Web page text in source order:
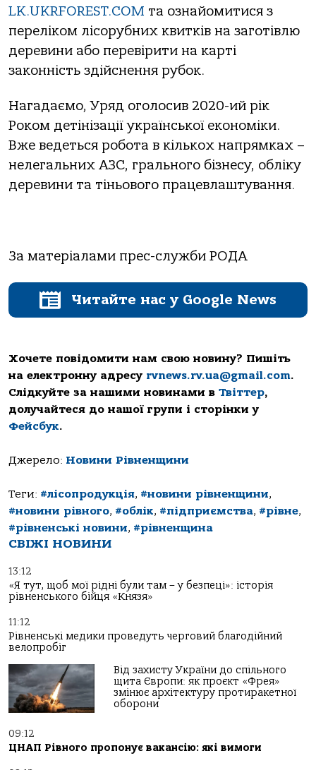
LK.UKRFOREST.COM та ознайомитися з
переліком лісорубних квитків на заготівлю
деревини або перевірити на карті
законність здійснення рубок.
Нагадаємо, Уряд оголосив 2020-ий рік
Роком детінізації української економіки.
Вже ведеться робота в кількох напрямках –
нелегальних АЗС, грального бізнесу, обліку
деревини та тіньового працевлаштування.
За матеріалами прес-служби РОДА
Читайте нас у Google News
Хочете повідомити нам свою новину? Пишіть
на електронну адресу rvnews.rv.ua@gmail.com.
Слідкуйте за нашими новинами в Твіттер,
долучайтеся до нашої групи і сторінки у
Фейсбук.
Джерело: Новини Рівненщини
Теги: #лісопродукція, #новини рівненщини,
#новини рівного, #облік, #підприємства, #рівне,
#рівненські новини, #рівненщина
СВІЖІ НОВИНИ
13:12
«Я тут, щоб мої рідні були там – у безпеці»: історія
рівненського бійця «Князя»
11:12
Рівненські медики проведуть черговий благодійний
велопробіг
Від захисту України до спільного
щита Європи: як проєкт «Фрея»
змінює архітектуру протиракетної
оборони
09:12
ЦНАП Рівного пропонує вакансію: які вимоги